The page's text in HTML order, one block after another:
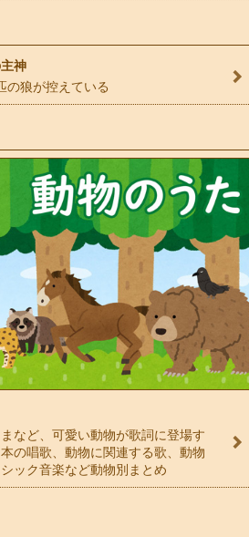
神
の狼が控えている
など、可愛い動物が歌詞に登場す
の唱歌、動物に関連する歌、動物
ック音楽など動物別まとめ